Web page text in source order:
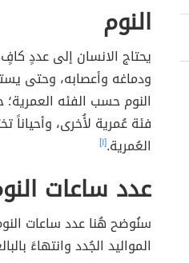
النوم
يحتاج الانسان إلى عددٍ
ودماغه وأعصابه، وحتى
النوم حسب الفئه
فئة عُمرية لأُخرى،
العُمرية.[١]
عدد ساعات
سنُوضح هُنا عدد ساعات
المواليد الجُدد وانتهاءً